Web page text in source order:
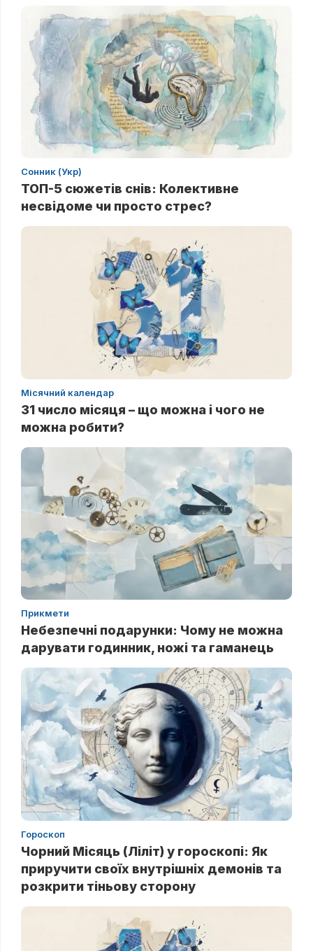
Сонник (Укр)
ТОП-5 сюжетів снів: Колективне
несвідоме чи просто стрес?
Місячний календар
31 число місяця – що можна і чого не
можна робити?
Прикмети
Небезпечні подарунки: Чому не можна
дарувати годинник, ножі та гаманець
Гороскоп
Чорний Місяць (Ліліт) у гороскопі: Як
приручити своїх внутрішніх демонів та
розкрити тіньову сторону